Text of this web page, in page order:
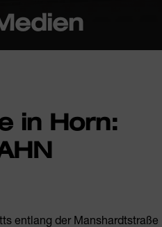
in Horn:
entlang der Manshardtstraße